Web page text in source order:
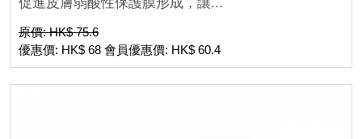
原價: HK$ 75.6
優惠價: HK$ 68 會員優惠價: HK$ 60.4